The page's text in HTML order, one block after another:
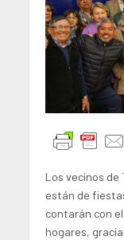
Los vecinos de
están de
contarán con
hogares,